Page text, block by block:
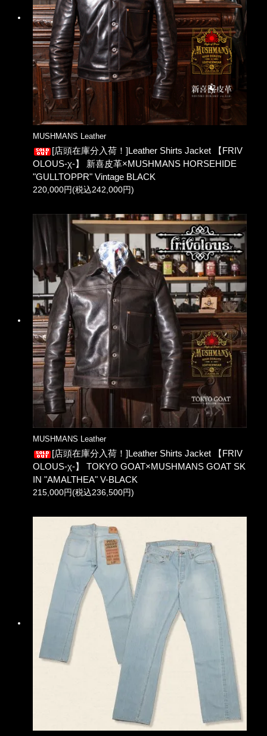
MUSHMANS Leather
[店頭在庫分入荷！]Leather Shirts Jacket 【FRIV
OLOUS-χ-】 新喜皮革×MUSHMANS HORSEHIDE
"GULLTOPPR" Vintage BLACK
220,000円(税込242,000円)
MUSHMANS Leather
[店頭在庫分入荷！]Leather Shirts Jacket 【FRIV
OLOUS-χ-】 TOKYO GOAT×MUSHMANS GOAT SK
IN "AMALTHEA" V-BLACK
215,000円(税込236,500円)